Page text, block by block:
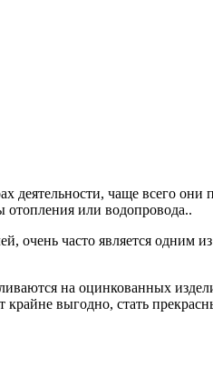
деятельности, чаще всего
или водопровода..
очень часто является одним
на оцинкованных
выгодно, стать